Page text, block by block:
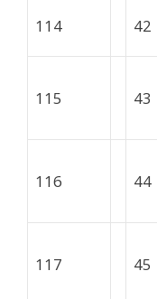
114 42
115 43
116 44
117 45